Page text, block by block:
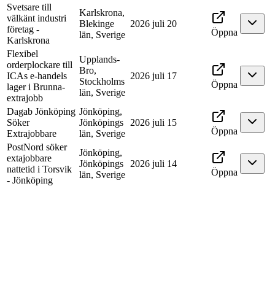
Svetsare till
välkänt industri
företag -
Karlskrona
Karlskrona,
Blekinge
län, Sverige
2026 juli 20
Öppna
Flexibel
orderplockare till
ICAs e-handels
lager i Brunna-
extrajobb
Upplands-
Bro,
Stockholms
län, Sverige
2026 juli 17
Öppna
Dagab Jönköping
Söker
Extrajobbare
Jönköping,
Jönköpings
län, Sverige
2026 juli 15
Öppna
PostNord söker
extajobbare
nattetid i Torsvik
- Jönköping
Jönköping,
Jönköpings
län, Sverige
2026 juli 14
Öppna